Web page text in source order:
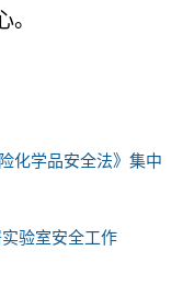
化学品安全法》集中
验室安全工作